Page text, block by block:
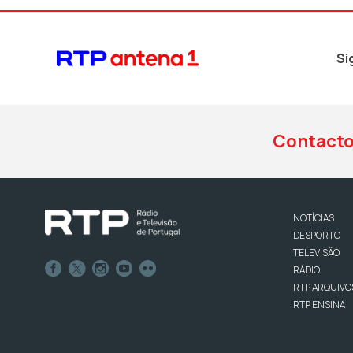
NOTÍCIAS
DESPORTO
TELEVISÃO
RÁDIO
RTP
RTP ENSINA